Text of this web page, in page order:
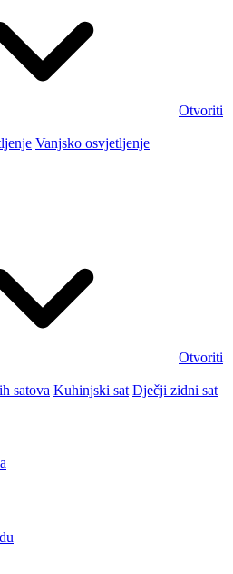
Otvoriti
Vanjsko osvjetljenje
Otvoriti
satova Kuhinjski sat Dječji zidni sat